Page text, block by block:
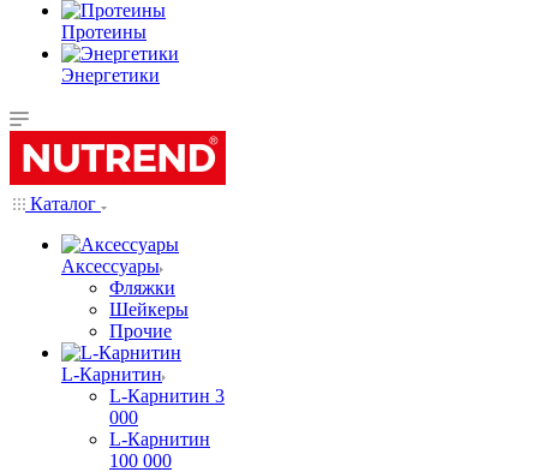
Протеины
Энергетики
Каталог
Аксессуары
Фляжки
Шейкеры
Прочие
L-Карнитин
L-Карнитин 3
000
L-Карнитин
100 000